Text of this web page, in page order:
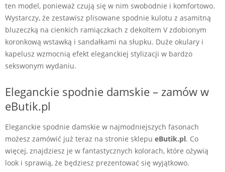
ten model, ponieważ czują się w nim swobodnie i komfortowo.
Wystarczy, że zestawisz plisowane spodnie kulotu z asamitną
bluzeczką na cienkich ramiączkach z dekoltem V zdobionym
koronkową wstawką i sandałkami na słupku. Duże okulary i
kapelusz wzmocnią efekt eleganckiej stylizacji w bardzo
sekswonym wydaniu.
Eleganckie spodnie damskie – zamów w
eButik.pl
Eleganckie spodnie damskie w najmodniejszych fasonach
możesz zamówić już teraz na stronie sklepu eButik.pl. Co
więcej, znajdziesz je w fantastycznych kolorach, które ożywią
look i sprawią, że będziesz prezentować się wyjątkowo.